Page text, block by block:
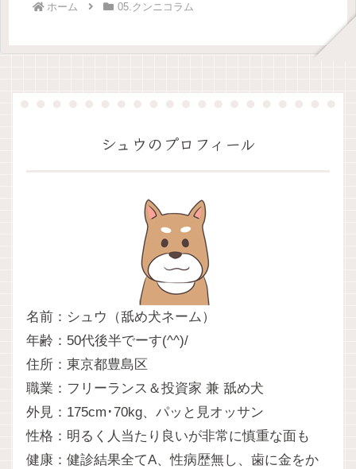
ホーム 05.クンニコラム
シュウのプロフィール
名前：シュウ（舐め犬ネーム）
年齢：50代後半でーす(^^)/
住所：東京都豊島区
職業：フリーランス＆投資家 兼 舐め犬
外見：175cm･70kg、パッと見オッサン
性格：明るく人当たり良いが非常に慎重な面も
健康：健診結果全てA、性病歴無し、歯に金をか